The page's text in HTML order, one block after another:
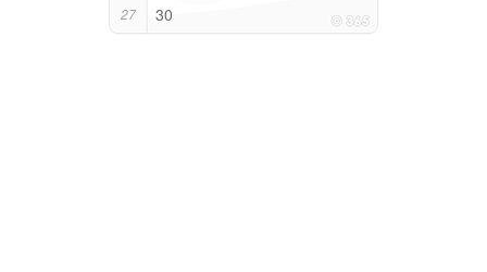
27 30